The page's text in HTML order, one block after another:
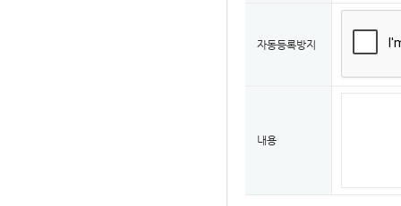
자동등록방지
내용